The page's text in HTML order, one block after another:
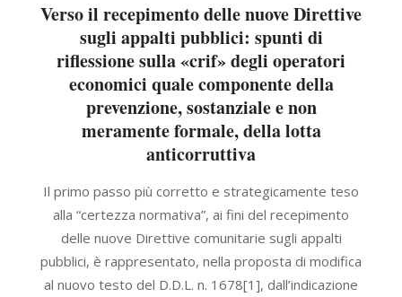
Verso il recepimento delle nuove Direttive
sugli appalti pubblici: spunti di
riflessione sulla «crif» degli operatori
economici quale componente della
prevenzione, sostanziale e non
meramente formale, della lotta
anticorruttiva
05-
30
Il primo passo più corretto e strategicamente teso
alla “certezza normativa”, ai fini del recepimento
delle nuove Direttive comunitarie sugli appalti
pubblici, è rappresentato, nella proposta di modifica
al nuovo testo del D.D.L. n. 1678[1], dall’indicazione